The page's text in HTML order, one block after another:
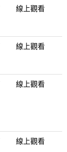
線上觀看
線上觀看
線上觀看
線上觀看